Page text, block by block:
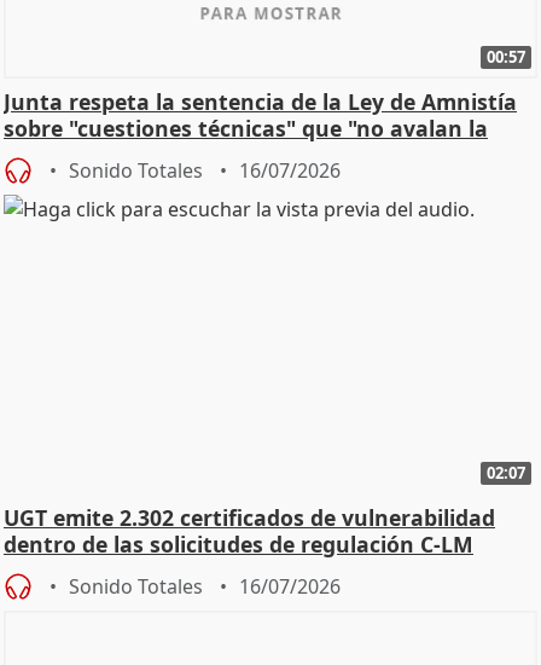
00:57
Junta respeta la sentencia de la Ley de Amnistía
sobre "cuestiones técnicas" que "no avalan la
const
Sonido Totales 16/07/2026
02:07
UGT emite 2.302 certificados de vulnerabilidad
dentro de las solicitudes de regulación C-LM
Sonido Totales 16/07/2026